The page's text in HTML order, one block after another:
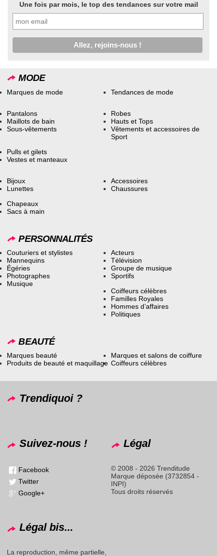
Une fois par mois, le top des tendances sur votre mail
MODE
Marques de mode Tendances de mode
Pantalons
Maillots de bain
Sous-vêtements
Robes
Hauts et Tops
Vêtements et accessoires de
Sport
Pulls et gilets
Vestes et manteaux
Bijoux
Lunettes
Accessoires
Chaussures
Chapeaux
Sacs à main
PERSONNALITÉS
Couturiers et stylistes
Mannequins
Égéries
Photographes
Musique
Acteurs
Télévision
Groupe de musique
Sportifs
Coiffeurs célèbres
Familles Royales
Hommes d’affaires
Politiques
BEAUTÉ
Marques beauté
Produits de beauté et maquillage
Marques et salons de coiffure
Coiffeurs célèbres
Trendiquoi ?
Suivez-nous !
Facebook
Twitter
Google+
Légal
© 2008 - 2026 Trenditude
Marque déposée (3732854 -
INPI)
Tous droits réservés
Légal bis...
La reproduction, même partielle,